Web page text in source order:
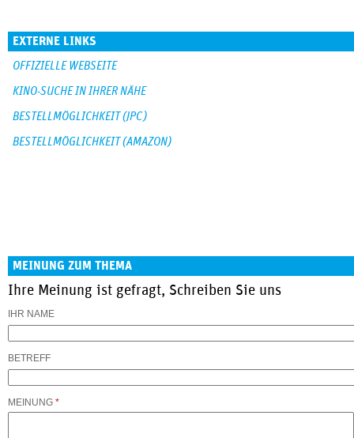
EXTERNE LINKS
OFFIZIELLE WEBSEITE
KINO-SUCHE IN IHRER NÄHE
BESTELLMÖGLICHKEIT (JPC)
BESTELLMÖGLICHKEIT (AMAZON)
MEINUNG ZUM THEMA
Ihre Meinung ist gefragt, Schreiben Sie uns
IHR NAME
BETREFF
MEINUNG *